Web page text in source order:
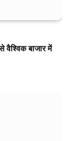
बाजार में